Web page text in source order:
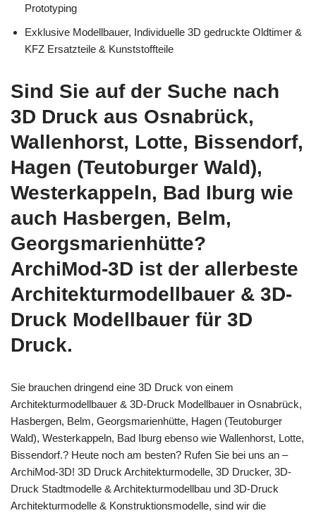
Prototyping
Exklusive Modellbauer, Individuelle 3D gedruckte Oldtimer &
KFZ Ersatzteile & Kunststoffteile
Sind Sie auf der Suche nach
3D Druck aus Osnabrück,
Wallenhorst, Lotte, Bissendorf,
Hagen (Teutoburger Wald),
Westerkappeln, Bad Iburg wie
auch Hasbergen, Belm,
Georgsmarienhütte?
ArchiMod-3D ist der allerbeste
Architekturmodellbauer & 3D-
Druck Modellbauer für 3D
Druck.
Sie brauchen dringend eine 3D Druck von einem
Architekturmodellbauer & 3D-Druck Modellbauer in Osnabrück,
Hasbergen, Belm, Georgsmarienhütte, Hagen (Teutoburger
Wald), Westerkappeln, Bad Iburg ebenso wie Wallenhorst, Lotte,
Bissendorf.? Heute noch am besten? Rufen Sie bei uns an –
ArchiMod-3D! 3D Druck Architekturmodelle, 3D Drucker, 3D-
Druck Stadtmodelle & Architekturmodellbau und 3D-Druck
Architekturmodelle & Konstruktionsmodelle, sind wir die